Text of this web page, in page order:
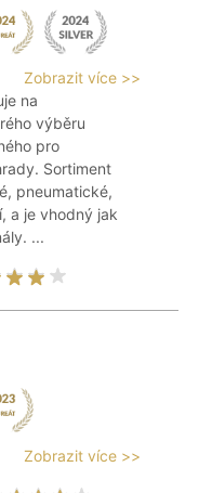
Zobrazit více >>
na
výběru
pro
Sortiment
pneumatické,
a je vhodný jak
...
Zobrazit více >>